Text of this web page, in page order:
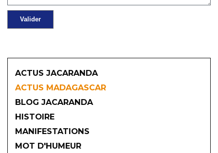
ACTUS JACARANDA
ACTUS MADAGASCAR
BLOG JACARANDA
HISTOIRE
MANIFESTATIONS
MOT D'HUMEUR